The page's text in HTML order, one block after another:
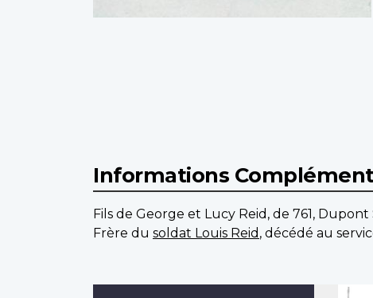
Informations
Fils de George et Lucy Reid, de 761,
Frère du soldat Louis Reid , décédé au